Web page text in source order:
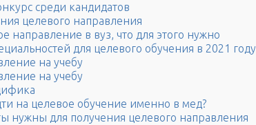
среди кандидатов
целевого направления
направление в вуз, что для этого нужно
для целевого обучения в 2021 году
на учебу
на учебу
на целевое обучение именно в мед?
нужны для получения целевого направления